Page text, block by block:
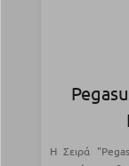
Η Σειρά